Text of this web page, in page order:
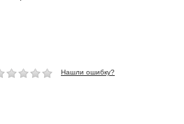
Нашли ошибку?